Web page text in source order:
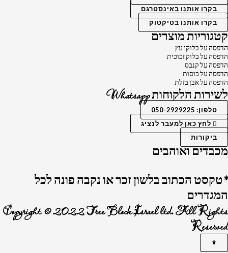
בקרו אותנו באינסטרגם
בקרו אותנו בטיקטוק
קטגוריות מוצרים
הדפסה על בלוקי עץ
הדפסה על בלוק זכוכית
הדפסה על קנבס
הדפסה על כוסות
הדפסה על אבן בזלת
לשירות הלקוחות Whatsapp
טלפון: 050-2929225
לחץ כאן למעבר לנציג
ביקורות
מכבדים ואוהבים
*טקסט הכתוב בלשון זכר או נקבה פונה לכל
המגדרים
Copyright © 2022 Tree Block Israel ltd. All Rights
Reserved